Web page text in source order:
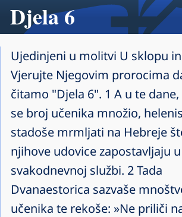
Djela 6
Ujedinjeni u molitvi U sklopu
Vjerujte Njegovim prorocima
čitamo "Djela 6". 1 A u te
se broj učenika množio,
stadoše mrmljati na Hebreje
njihove udovice zapostavljaju u
svakodnevnoj službi. 2 Tada
Dvanaestorica sazvaše
učenika te rekoše: »Ne priliči